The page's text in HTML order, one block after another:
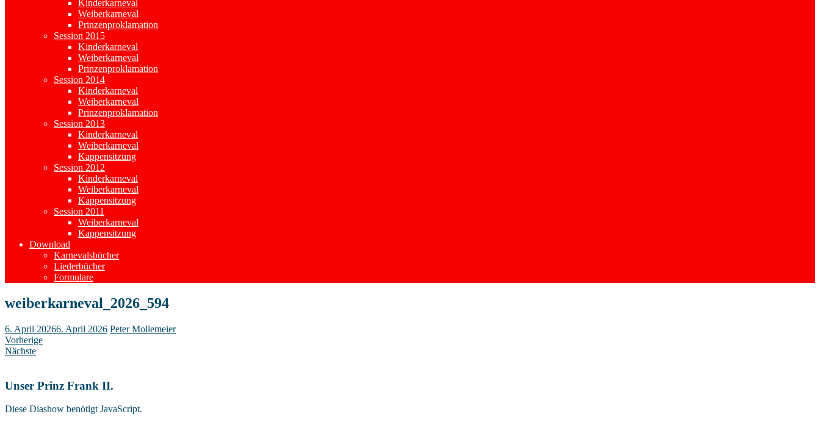
Kinderkarneval
Weiberkarneval
Prinzenproklamation
Session 2015
Kinderkarneval
Weiberkarneval
Prinzenproklamation
Session 2014
Kinderkarneval
Weiberkarneval
Prinzenproklamation
Session 2013
Kinderkarneval
Weiberkarneval
Kappensitzung
Session 2012
Kinderkarneval
Weiberkarneval
Kappensitzung
Session 2011
Weiberkarneval
Kappensitzung
Download
Karnevalsbücher
Liederbücher
Formulare
weiberkarneval_2026_594
6. April 20266. April 2026 Peter Mollemeier
Vorherige
Nächste
Unser Prinz Frank II.
Diese Diashow benötigt JavaScript.